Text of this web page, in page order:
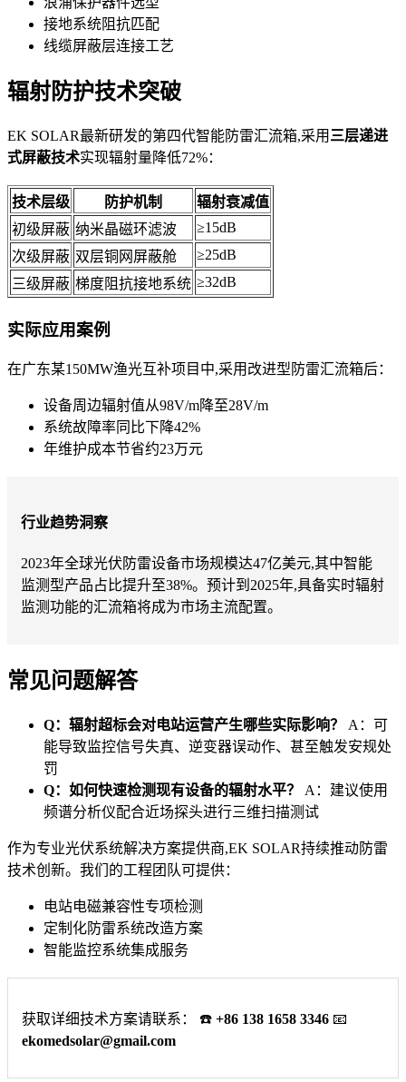
接地系统阻抗匹配
线缆屏蔽层连接工艺
辐射防护技术突破
EK SOLAR最新研发的第四代智能防雷汇流箱,采用 三层递进
式屏蔽技术实现辐射量降低72%：
技术层级 防护机制
辐射衰减值
初级屏蔽 纳米晶磁环滤波
≥15dB
次级屏蔽 双层铜网屏蔽舱
≥25dB
三级屏蔽 梯度阻抗接地系统 ≥32dB
实际应用案例
在广东某150MW渔光互补项目中,采用改进型防雷汇流箱后：
设备周边辐射值从98V/m降至28V/m
系统故障率同比下降42%
年维护成本节省约23万元
行业趋势洞察
2023年全球光伏防雷设备市场规模达47亿美元,其中智能
监测型产品占比提升至38%。预计到2025年,具备实时辐射
监测功能的汇流箱将成为市场主流配置。
常见问题解答
Q：辐射超标会对电站运营产生哪些实际影响？
A：可
能导致监控信号失真、逆变器误动作、甚至触发安规处
罚
Q：如何快速检测现有设备的辐射水平？
A：建议使用
频谱分析仪配合近场探头进行三维扫描测试
作为专业光伏系统解决方案提供商,EK SOLAR持续推动防雷
技术创新。我们的工程团队可提供：
电站电磁兼容性专项检测
定制化防雷系统改造方案
智能监控系统集成服务
获取详细技术方案请联系： ☎️ +86 138 1658 3346 📧
ekomedsolar@gmail.com